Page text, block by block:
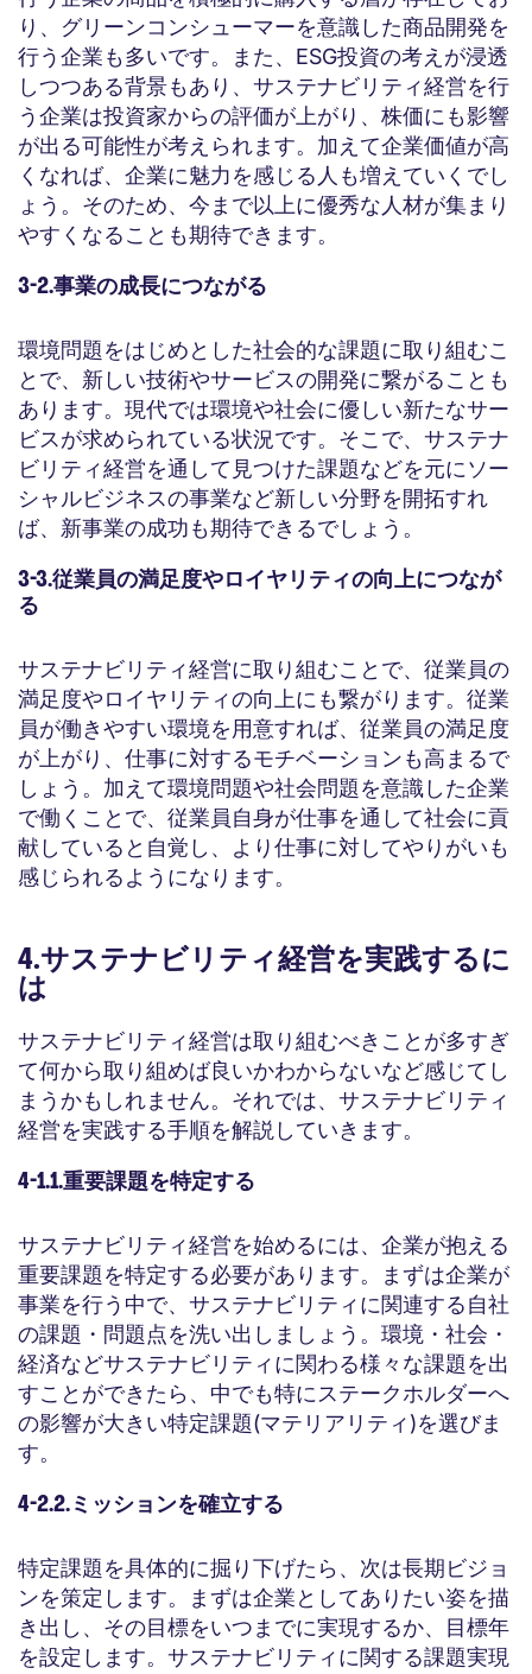
り、グリーンコンシューマーを意識した商品開発を
行う企業も多いです。また、ESG投資の考えが浸透
しつつある背景もあり、サステナビリティ経営を行
う企業は投資家からの評価が上がり、株価にも影響
が出る可能性が考えられます。加えて企業価値が高
くなれば、企業に魅力を感じる人も増えていくでし
ょう。そのため、今まで以上に優秀な人材が集まり
やすくなることも期待できます。
3-2.事業の成長につながる
環境問題をはじめとした社会的な課題に取り組むこ
とで、新しい技術やサービスの開発に繋がることも
あります。現代では環境や社会に優しい新たなサー
ビスが求められている状況です。そこで、サステナ
ビリティ経営を通して見つけた課題などを元にソー
シャルビジネスの事業など新しい分野を開拓すれ
ば、新事業の成功も期待できるでしょう。
3-3.従業員の満足度やロイヤリティの向上につなが
る
サステナビリティ経営に取り組むことで、従業員の
満足度やロイヤリティの向上にも繋がります。従業
員が働きやすい環境を用意すれば、従業員の満足度
が上がり、仕事に対するモチベーションも高まるで
しょう。加えて環境問題や社会問題を意識した企業
で働くことで、従業員自身が仕事を通して社会に貢
献していると自覚し、より仕事に対してやりがいも
感じられるようになります。
4.サステナビリティ経営を実践するに
は
サステナビリティ経営は取り組むべきことが多すぎ
て何から取り組めば良いかわからないなど感じてし
まうかもしれません。それでは、サステナビリティ
経営を実践する手順を解説していきます。
4-1.1.重要課題を特定する
サステナビリティ経営を始めるには、企業が抱える
重要課題を特定する必要があります。まずは企業が
事業を行う中で、サステナビリティに関連する自社
の課題・問題点を洗い出しましょう。環境・社会・
経済などサステナビリティに関わる様々な課題を出
すことができたら、中でも特にステークホルダーへ
の影響が大きい特定課題(マテリアリティ)を選びま
す。
4-2.2.ミッションを確立する
特定課題を具体的に掘り下げたら、次は長期ビジョ
ンを策定します。まずは企業としてありたい姿を描
き出し、その目標をいつまでに実現するか、目標年
を設定します。サステナビリティに関する課題実現